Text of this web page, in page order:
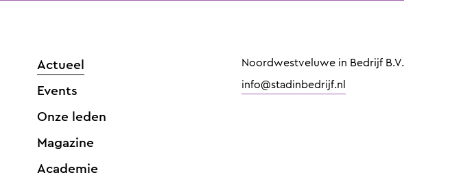
Actueel
Events
Onze leden
Magazine
Academie
Noordwestveluwe in Bedrijf B.V.
info@stadinbedrijf.nl